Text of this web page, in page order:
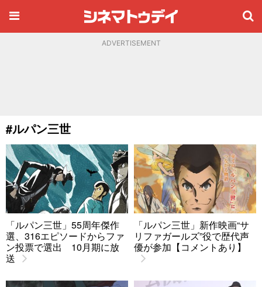
ADVERTISEMENT
#ルパン三世
「ルパン三世」55周年傑作
選、316エピソードからファ
ン投票で選出 10月期に放
送
「ルパン三世」新作映画“サ
リファガールズ”役で歴代声
優が参加【コメントあり】